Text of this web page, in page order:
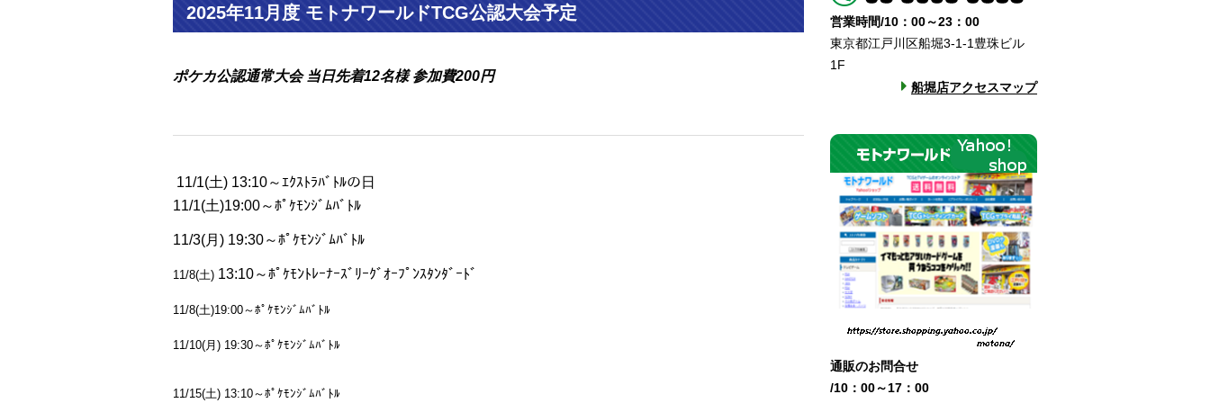
2025年11月度 モトナワールドTCG公認大会予定
ポケカ公認通常大会 当日先着12名様 参加費200円
11/1(土) 13:10～ｴｸｽﾄﾗﾊﾞﾄﾙの日
11/1(土)19:00～ﾎﾟｹﾓﾝｼﾞﾑﾊﾞﾄﾙ
11/3(月) 19:30～ﾎﾟｹﾓﾝｼﾞﾑﾊﾞﾄﾙ
11/8(土) 13:10～ﾎﾟｹﾓﾝﾄﾚｰﾅｰｽﾞﾘｰｸﾞｵｰﾌﾟﾝｽﾀﾝﾀﾞｰﾄﾞ
11/8(土)19:00～ﾎﾟｹﾓﾝｼﾞﾑﾊﾞﾄﾙ
11/10(月) 19:30～ﾎﾟｹﾓﾝｼﾞﾑﾊﾞﾄﾙ
11/15(土) 13:10～ﾎﾟｹﾓﾝｼﾞﾑﾊﾞﾄﾙ
営業時間/10：00～23：00
東京都江戸川区船堀3-1-1豊珠ビル
1F
船堀店アクセスマップ
通販のお問合せ
/10：00～17：00